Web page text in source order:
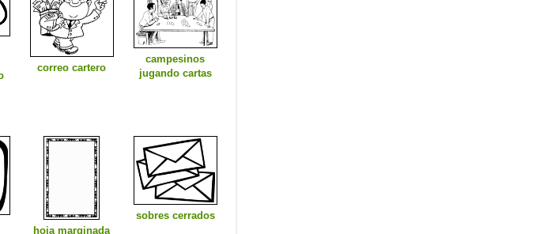
correo cartero
campesinos
jugando cartas
hoja marginada
sobres cerrados